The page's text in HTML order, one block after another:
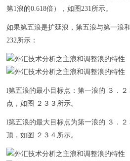
第1浪的0.618倍），如图231所示。
如果第五浪是扩延浪，第五浪与第一浪
232所示：
l第五浪的最小目标点：第一浪的 ３．
点，如图 ２３３所示。
l第五浪的最大目标点为第一浪的 ３．
顶，如图 ２３４所示。